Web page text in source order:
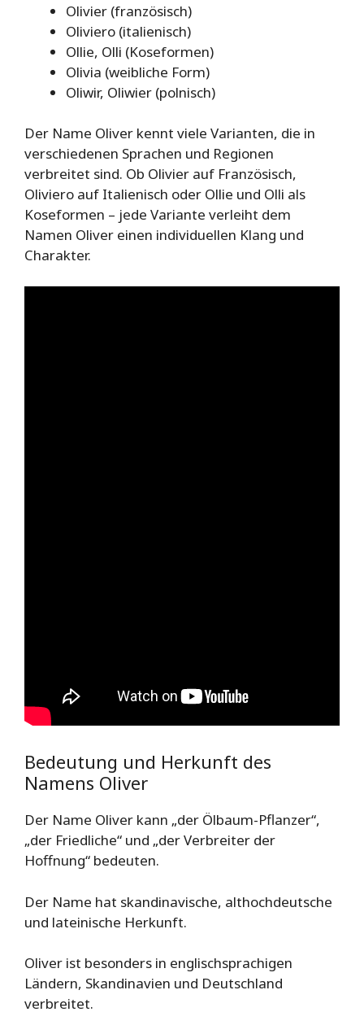
Olivier (französisch)
Oliviero (italienisch)
Ollie, Olli (Koseformen)
Olivia (weibliche Form)
Oliwir, Oliwier (polnisch)
Der Name Oliver kennt viele Varianten, die in
verschiedenen Sprachen und Regionen
verbreitet sind. Ob Olivier auf Französisch,
Oliviero auf Italienisch oder Ollie und Olli als
Koseformen – jede Variante verleiht dem
Namen Oliver einen individuellen Klang und
Charakter.
Bedeutung und Herkunft des
Namens Oliver
Der Name Oliver kann „der Ölbaum-Pflanzer“,
„der Friedliche“ und „der Verbreiter der
Hoffnung“ bedeuten.
Der Name hat skandinavische, althochdeutsche
und lateinische Herkunft.
Oliver ist besonders in englischsprachigen
Ländern, Skandinavien und Deutschland
verbreitet.